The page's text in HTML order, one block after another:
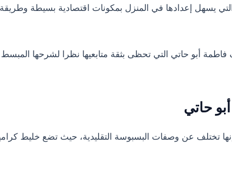
يسهل إعدادها في المنزل بمكونات اقتصادية بسيطة وطريقة
أبو حاتي التي تحظى بثقة متابعيها نظرا لشرحها المبسط
حاتي
تختلف عن وصفات البسبوسة التقليدية، حيث تضع خليط